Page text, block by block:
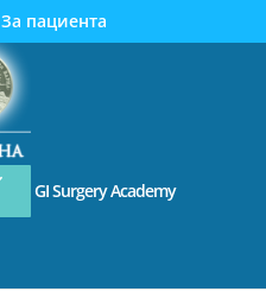
За пациента
GI Surgery Academy